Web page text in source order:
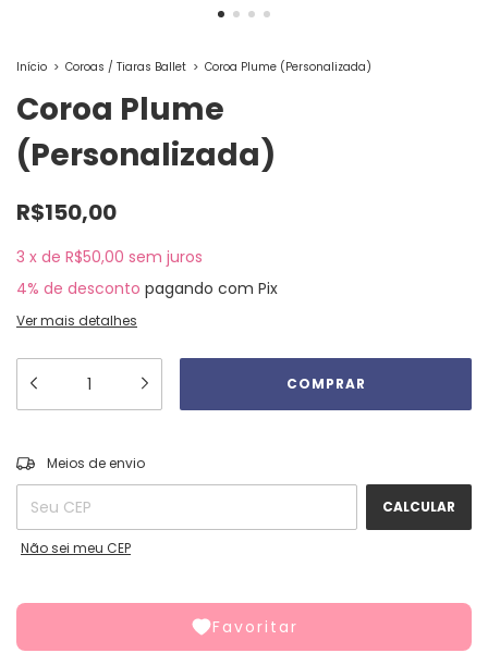
Início > Coroas / Tiaras Ballet > Coroa Plume (Personalizada)
Coroa Plume
(Personalizada)
R$150,00
3 x de R$50,00 sem juros
4% de desconto pagando com Pix
Ver mais detalhes
Entregas para o CEP:
Meios de envio
CALCULAR
Não sei meu CEP
Favoritar